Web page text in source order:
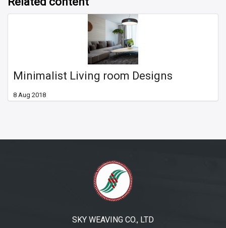
Minimalist Living room Designs
8 Aug 2018
SKY WEAVING CO., LTD